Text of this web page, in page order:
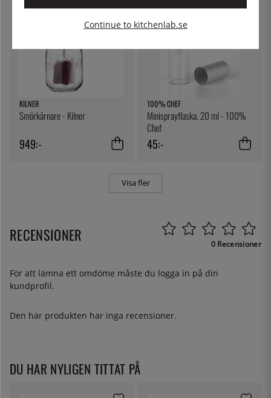
KILNER
Smörkärnare - Kilner
949:-
100% CHEF
Minisprayflaska, 20 ml - 100%
Chef
45:-
Visa fler
RECENSIONER 0 Recensioner
För att lämna ett omdöme måste du logga in på din
kundprofil.
Den här produkten har inga recensioner.
DU HAR NYLIGEN TITTAT PÅ
Continue to kitchenlab.se